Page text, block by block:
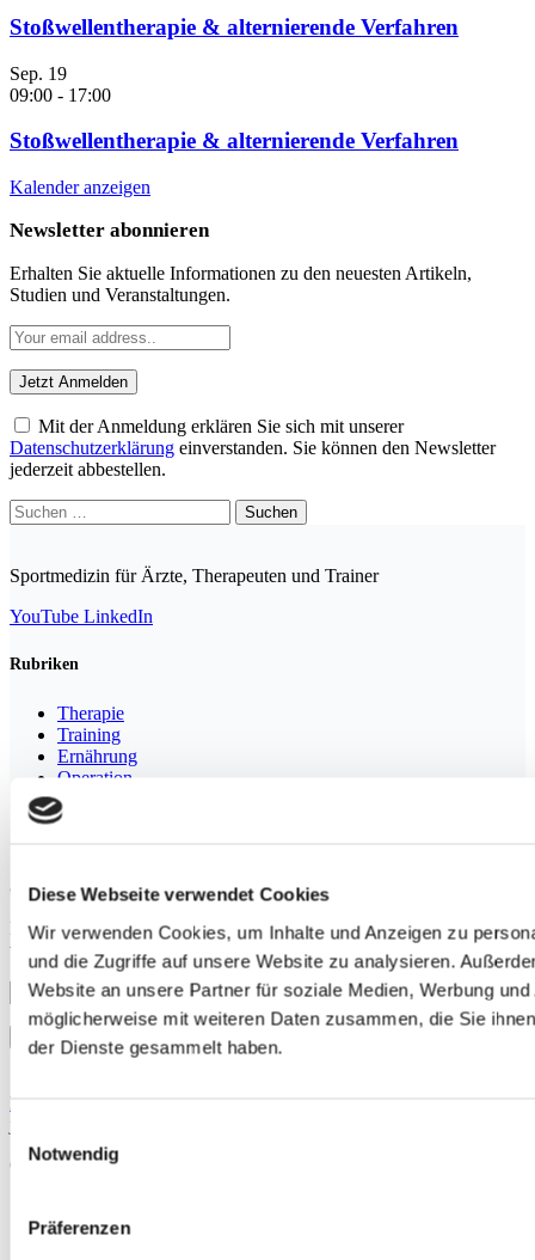
Diese Webseite verwendet Cookies
Wir verwenden Cookies, um Inhalte und Anzeigen zu
und die Zugriffe auf unsere Website zu analysieren.
Website an unsere Partner für soziale Medien, Werbung
möglicherweise mit weiteren Daten zusammen, die Sie
der Dienste gesammelt haben.
Einwilligungsauswahl
Notwendig
Präferenzen
Stoßwellentherapie & alternierende Verfahren
Sep. 19
09:00 - 17:00
Stoßwellentherapie & alternierende Verfahren
Kalender anzeigen
Newsletter abonnieren
Erhalten Sie aktuelle Informationen zu den neuesten Artikeln,
Studien und Veranstaltungen.
Mit der Anmeldung erklären Sie sich mit unserer
Datenschutzerklärung einverstanden. Sie können den Newsletter
jederzeit abbestellen.
Suchen
nach:
Sportmedizin für Ärzte, Therapeuten und Trainer
YouTube LinkedIn
Rubriken
Therapie
Training
Ernährung
Operation
Kardiologie
Applikation
Jetzt zum Newsletter anmelden
Mit unserem Newsletter keine Beiträge und Neuigkeiten mehr
verpassen.
Datenschutzerklärung
Copyright ©thesportGroup GmbH
Cookie Einstellungen